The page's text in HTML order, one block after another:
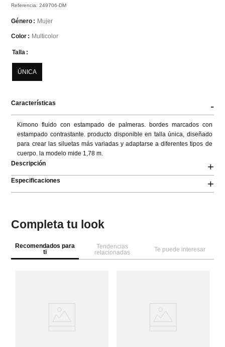
Referencia:249706-DM
Género Mujer
Color Multicolor
Talla
ÚNICA
Características -
Kimono fluido con estampado de palmeras. bordes marcados con
estampado contrastante. producto disponible en talla única, diseñado
para crear las siluetas más variadas y adaptarse a diferentes tipos de
cuerpo. la modelo mide 1,78 m.
Descripción
+
Especificaciones +
Completa tu look
Recomendados para
ti
Tendencias
relacionadas
Te puede interesar